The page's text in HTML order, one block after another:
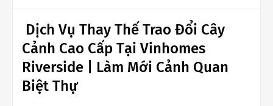
Dịch Vụ Thay Thế Trao Đổi Cây
Cảnh Cao Cấp Tại Vinhomes
Riverside | Làm Mới Cảnh Quan
Biệt Thự